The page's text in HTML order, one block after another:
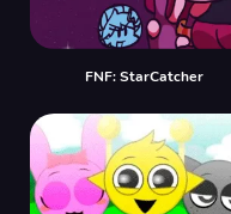
FNF: StarCatcher